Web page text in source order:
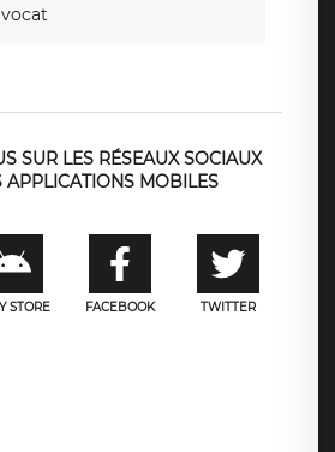
SUR LES RÉSEAUX SOCIAUX
APPLICATIONS MOBILES
STORE FACEBOOK TWITTER